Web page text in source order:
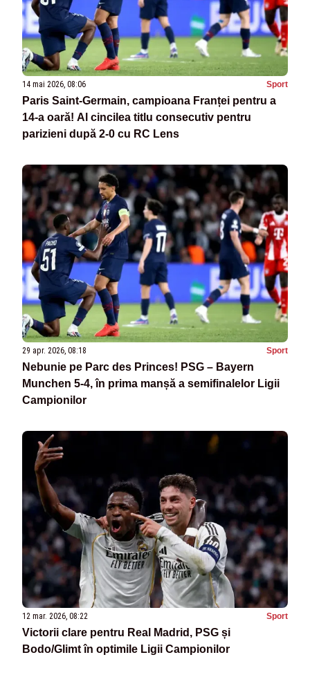
14 mai 2026, 08:06 Sport
Paris Saint-Germain, campioana Franței pentru a
14-a oară! Al cincilea titlu consecutiv pentru
parizieni după 2-0 cu RC Lens
29 apr. 2026, 08:18 Sport
Nebunie pe Parc des Princes! PSG – Bayern
Munchen 5-4, în prima manșă a semifinalelor Ligii
Campionilor
12 mar. 2026, 08:22 Sport
Victorii clare pentru Real Madrid, PSG și
Bodo/Glimt în optimile Ligii Campionilor